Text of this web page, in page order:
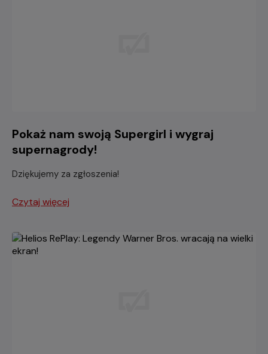
Pokaż nam swoją Supergirl i wygraj
supernagrody!
Dziękujemy za zgłoszenia!
Czytaj więcej